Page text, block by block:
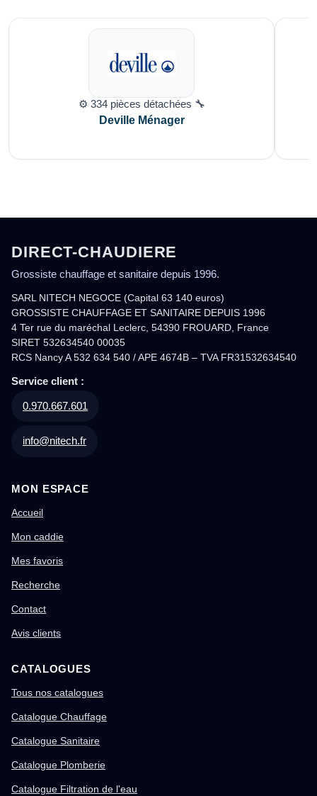
⚙️ 334 pièces détachées 🔧
Deville Ménager
DIRECT-CHAUDIERE
Grossiste chauffage et sanitaire depuis 1996.
SARL NITECH NEGOCE (Capital 63 140 euros)
GROSSISTE CHAUFFAGE ET SANITAIRE DEPUIS 1996
4 Ter rue du maréchal Leclerc, 54390 FROUARD, France
SIRET 532634540 00035
RCS Nancy A 532 634 540 / APE 4674B – TVA FR31532634540
Service client :
0.970.667.601
info@nitech.fr
MON ESPACE
Accueil
Mon caddie
Mes favoris
Recherche
Contact
Avis clients
CATALOGUES
Tous nos catalogues
Catalogue Chauffage
Catalogue Sanitaire
Catalogue Plomberie
Catalogue Filtration de l'eau